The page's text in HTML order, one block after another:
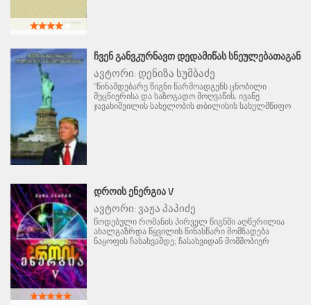
ᲩᲕᲔᲜ ᲒᲐᲜᲕᲙᲣᲠᲜᲐᲕᲗ ᲓᲔᲓᲐᲛᲘᲬᲐᲡ ᲡᲜᲔᲣᲚᲔᲑᲐᲗᲐᲒᲐᲜ
ავტორი: დენიზა სუმბაძე
"წინამდებარე წიგნი წარმოადგენს ცნობილი
მეცნიერისა და საზოგადო მოღვაწის, ივანე
ჯავახიშვილის სახელობის თბილისის სახელმწიფო
ᲓᲠᲝᲘᲡ ᲔᲜᲔᲠᲒᲘᲐ V
ავტორი: ვაჟა პაპიძე
წოდებული რომანის პირველ წიგნში აღწერილია
ახალგაზრდა წყვილის წინასწარი მომზადება
ნაყოფის ჩასახვამდე; ჩასახვიდან მომშობიერ